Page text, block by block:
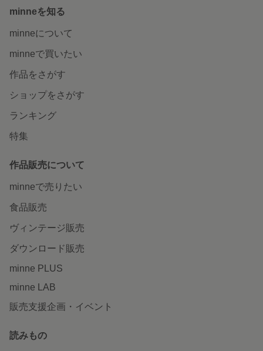
minneを知る
minneについて
minneで買いたい
作品をさがす
ショップをさがす
ランキング
特集
作品販売について
minneで売りたい
食品販売
ヴィンテージ販売
ダウンロード販売
minne PLUS
minne LAB
販売支援企画・イベント
読みもの